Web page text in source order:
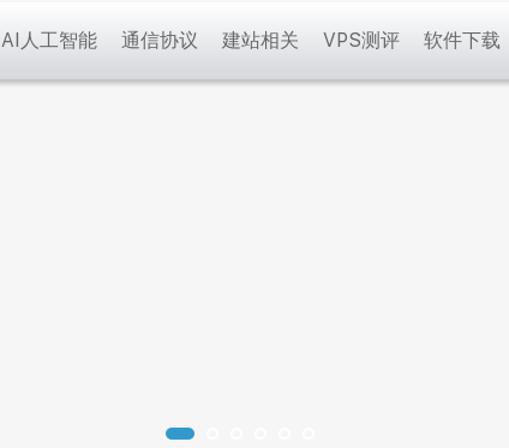
AI人工智能 通信协议 建站相关 VPS测评 软件下载